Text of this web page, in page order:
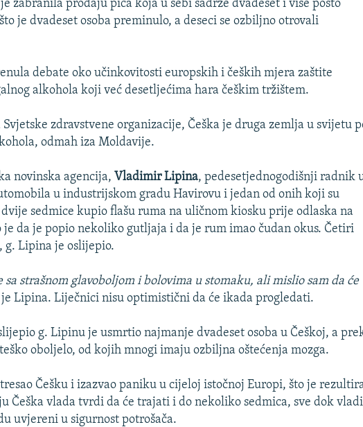
zabranila prodaju pića koja u sebi sadrže dvadeset i više posto
je dvadeset osoba preminulo, a deseci se ozbiljno otrovali
debate oko učinkovitosti europskih i čeških mjera zaštite
alkohola koji već desetljećima hara češkim tržištem.
zdravstvene organizacije, Češka je druga zemlja u svijetu
odmah iza Moldavije.
novinska agencija, Vladimir Lipina, pedesetjednogodišnji radnik
u industrijskom gradu Havirovu i jedan od onih koji su
sedmice kupio flašu ruma na uličnom kiosku prije odlaska na
je da je popio nekoliko gutljaja i da je rum imao čudan okus. Četiri
g. Lipina je oslijepio.
sa strašnom glavoboljom i bolovima u stomaku, ali mislio sam da će
Lipina. Liječnici nisu optimistični da će ikada progledati.
g. Lipinu je usmrtio najmanje dvadeset osoba u Češkoj, a
oboljelo, od kojih mnogi imaju ozbiljna oštećenja mozga.
Češku i izazvao paniku u cijeloj istočnoj Europi, što je
Češka vlada tvrdi da će trajati i do nekoliko sedmica, sve dok
uvjereni u sigurnost potrošača.